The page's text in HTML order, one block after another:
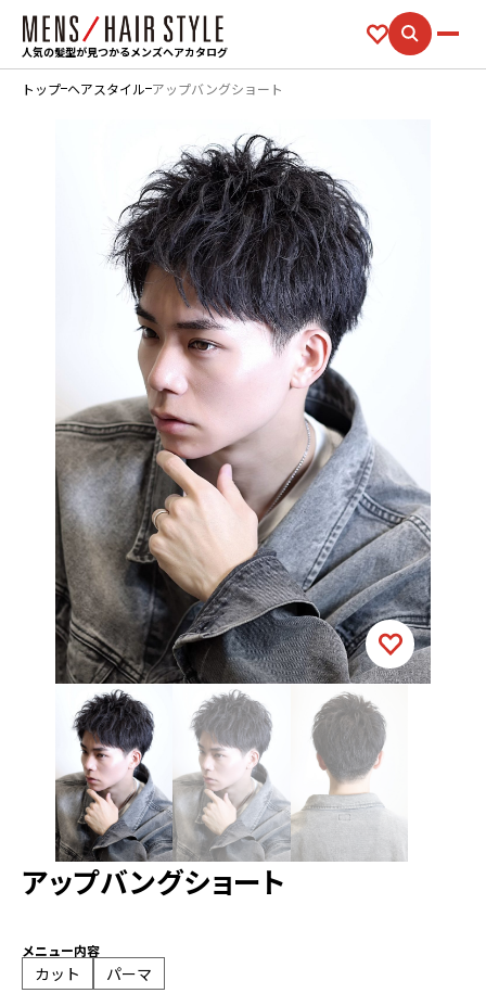
人気の髪型が見つかるメンズヘアカタログ
トップ ヘアスタイル アップバングショート
アップバングショート
メニュー内容
カット パーマ